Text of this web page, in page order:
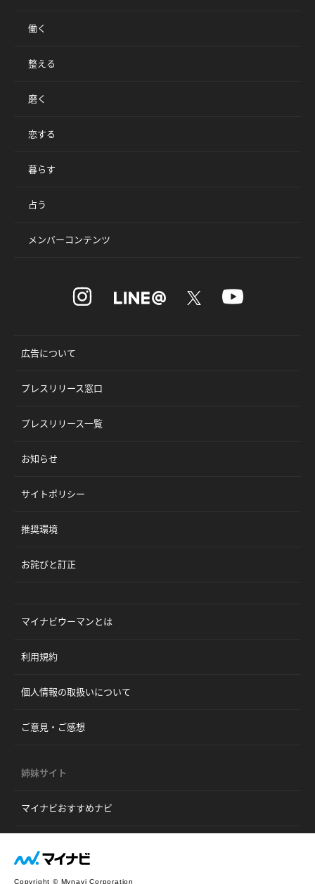
働く
整える
磨く
恋する
暮らす
占う
メンバーコンテンツ
広告について
プレスリリース窓口
プレスリリース一覧
お知らせ
サイトポリシー
推奨環境
お詫びと訂正
マイナビウーマンとは
利用規約
個人情報の取扱いについて
ご意見・ご感想
姉妹サイト
マイナビおすすめナビ
Copyright © Mynavi Corporation